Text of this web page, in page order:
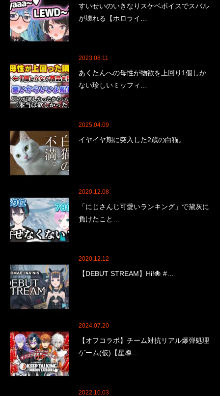
すいせいのいきなりスケベボイスでスバル
が壊れる【ホロライ…
2023.08.11
あくたんへの母性が物欲を上回り1個しか
ない珍しいミッフィ…
2025.04.09
イヤイヤ期に突入した2歳の白猫。
2020.12.08
「にじさんじ可愛いランキング」で黛灰に
負けたこと…
2020.12.12
【DEBUT STREAM】Hi!🐙 #…
2024.07.20
【オフコラボ】チーム対抗リアル爆弾処理
ゲーム(仮)【星導…
2022.10.03